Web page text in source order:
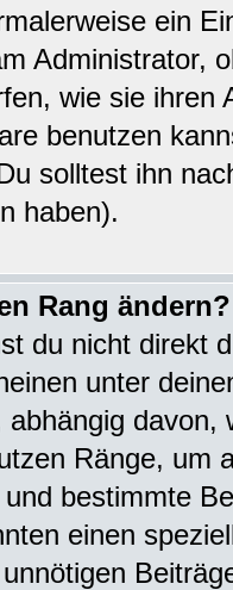
ein
Administrator,
wie sie ihren
benutzen
solltest ihn
haben).
Rang ändern?
du nicht direkt
unter
Ränge, um
bestimmte
einen